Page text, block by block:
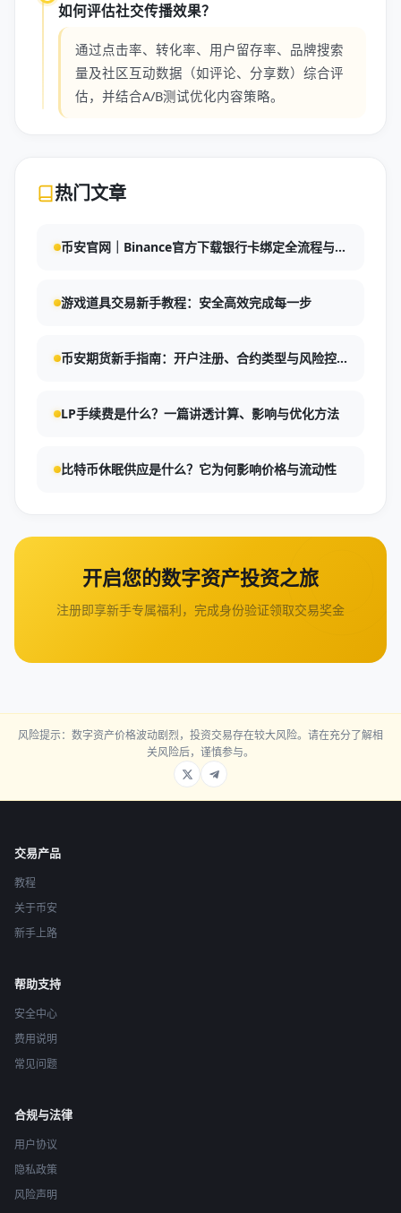
如何评估社交传播效果？
通过点击率、转化率、用户留存率、品牌搜索
量及社区互动数据（如评论、分享数）综合评
估，并结合A/B测试优化内容策略。
热门文章
币安官网｜Binance官方下载银行卡绑定全流程与安
游戏道具交易新手教程：安全高效完成每一步
币安期货新手指南：开户注册、合约类型与风险控
LP手续费是什么？一篇讲透计算、影响与优化方法
比特币休眠供应是什么？它为何影响价格与流动性
开启您的数字资产投资之旅
注册即享新手专属福利，完成身份验证领取交易奖金
风险提示：数字资产价格波动剧烈，投资交易存在较大风险。请在充分了解相
关风险后，谨慎参与。
交易产品
教程
关于币安
新手上路
帮助支持
安全中心
费用说明
常见问题
合规与法律
用户协议
隐私政策
风险声明